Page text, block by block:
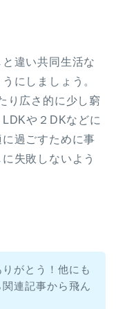
違い共同生活な
にしましょう。
り広さ的に少し窮
や２DKなどに
過ごすために事
失敗しないよう
がとう！他にも
連記事から飛ん